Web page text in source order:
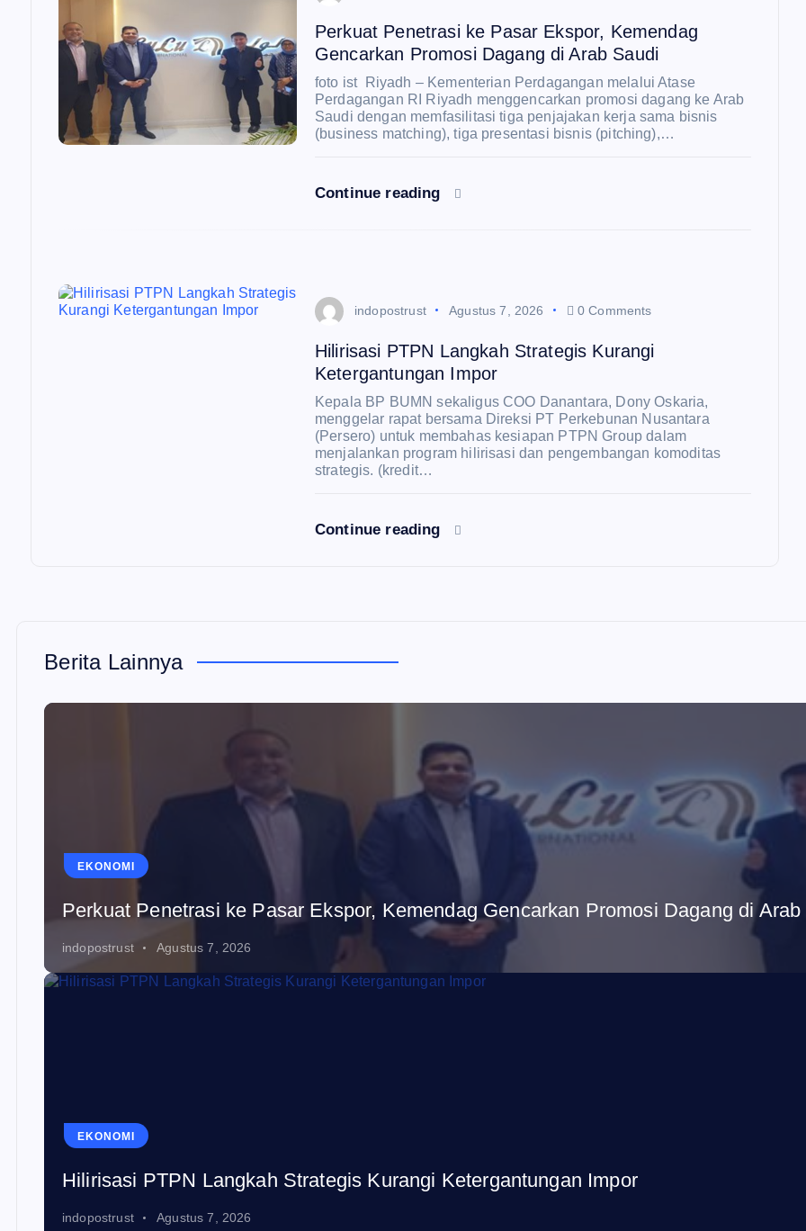
Perkuat Penetrasi ke Pasar Ekspor, Kemendag
Gencarkan Promosi Dagang di Arab Saudi
foto ist Riyadh – Kementerian Perdagangan melalui Atase
Perdagangan RI Riyadh menggencarkan promosi dagang ke Arab
Saudi dengan memfasilitasi tiga penjajakan kerja sama bisnis
(business matching), tiga presentasi bisnis (pitching),…
Continue reading
indopostrust Agustus 7, 2026 0 Comments
Hilirisasi PTPN Langkah Strategis Kurangi
Ketergantungan Impor
Kepala BP BUMN sekaligus COO Danantara, Dony Oskaria,
menggelar rapat bersama Direksi PT Perkebunan Nusantara
(Persero) untuk membahas kesiapan PTPN Group dalam
menjalankan program hilirisasi dan pengembangan komoditas
strategis. (kredit…
Continue reading
Berita Lainnya
EKONOMI
Perkuat Penetrasi ke Pasar Ekspor, Kemendag Gencarkan Promosi Dagang di Arab
indopostrust Agustus 7, 2026
EKONOMI
Hilirisasi PTPN Langkah Strategis Kurangi Ketergantungan Impor
indopostrust Agustus 7, 2026